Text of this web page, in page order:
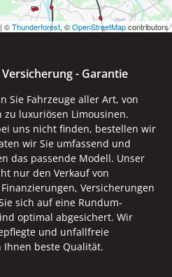
| ©Thunderforest, ©OpenStreetMapcontributors
- Garantie
Sie Fahrzeuge aller Art, von
luxuriösen Limousinen.
uns nicht finden, bestellen wir
wir Sie umfassend und
das passende Modell. Unser
nur den Verkauf von
Versicherungen
sich auf eine Rundum-
optimal abgesichert. Wir
und unfallfreie
Ihnen beste Qualität.